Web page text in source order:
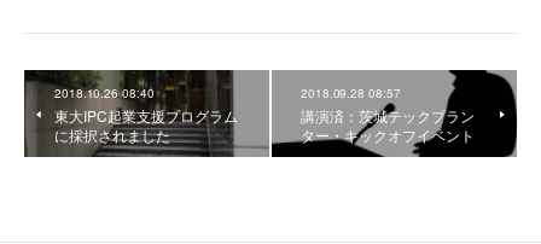
2018.10.26 08:40
東大IPC起業支援プログラム
に採択されました
2018.09.28 08:57
講演済：茨城テックプラン
ター・キックオフイベント